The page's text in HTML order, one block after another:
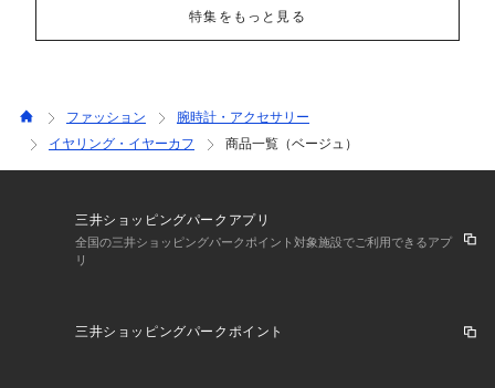
特集をもっと見る
ファッション
腕時計・アクセサリー
イヤリング・イヤーカフ
商品一覧（ベージュ）
三井ショッピングパークアプリ
全国の三井ショッピングパークポイント対象施設でご利用できるアプ
リ
三井ショッピングパークポイント